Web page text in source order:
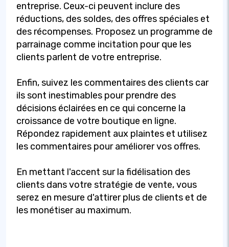
entreprise. Ceux-ci peuvent inclure des
réductions, des soldes, des offres spéciales et
des récompenses. Proposez un programme de
parrainage comme incitation pour que les
clients parlent de votre entreprise.
Enfin, suivez les commentaires des clients car
ils sont inestimables pour prendre des
décisions éclairées en ce qui concerne la
croissance de votre boutique en ligne.
Répondez rapidement aux plaintes et utilisez
les commentaires pour améliorer vos offres.
En mettant l'accent sur la fidélisation des
clients dans votre stratégie de vente, vous
serez en mesure d'attirer plus de clients et de
les monétiser au maximum.